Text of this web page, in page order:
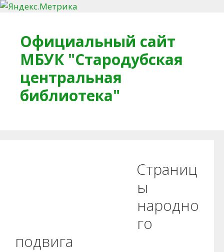
Официальный сайт
МБУК "Стародубская
центральная
библиотека"
Страниц
ы
народно
го
подвига